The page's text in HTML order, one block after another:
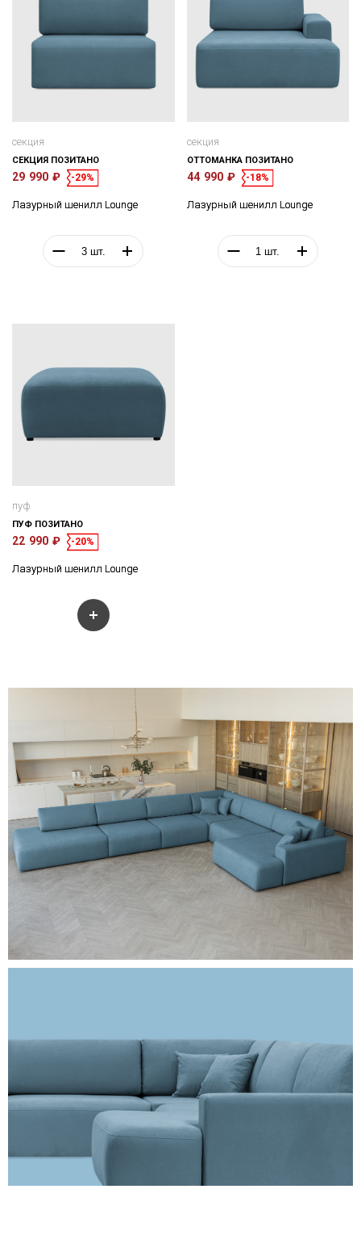
секция
СЕКЦИЯ ПОЗИТАНО
29 990 ₽ -29%
Лазурный шенилл Lounge
секция
ОТТОМАНКА ПОЗИТАНО
44 990 ₽ -18%
Лазурный шенилл Lounge
пуф
ПУФ ПОЗИТАНО
22 990 ₽ -20%
Лазурный шенилл Lounge